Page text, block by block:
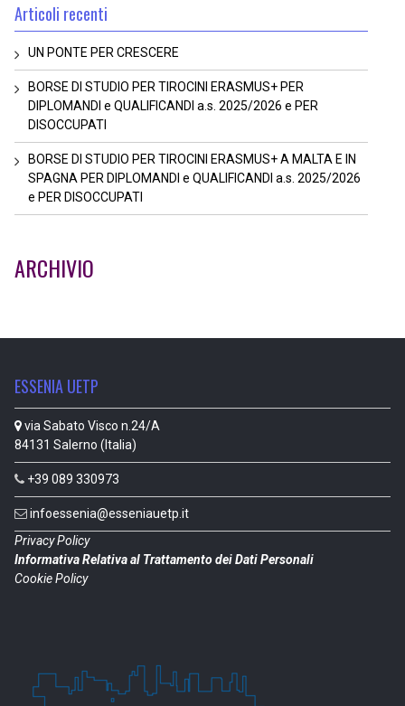
Articoli recenti
UN PONTE PER CRESCERE
BORSE DI STUDIO PER TIROCINI ERASMUS+ PER
DIPLOMANDI e QUALIFICANDI a.s. 2025/2026 e PER
DISOCCUPATI
BORSE DI STUDIO PER TIROCINI ERASMUS+ A MALTA E IN
SPAGNA PER DIPLOMANDI e QUALIFICANDI a.s. 2025/2026
e PER DISOCCUPATI
ARCHIVIO
ESSENIA UETP
via Sabato Visco n.24/A
84131 Salerno (Italia)
+39 089 330973
infoessenia@esseniauetp.it
Privacy Policy
Informativa Relativa al Trattamento dei Dati Personali
Cookie Policy